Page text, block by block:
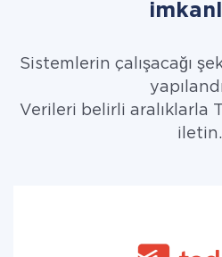
Sistemlerin çalışacağı
Verileri belirli aralıklarla
iletin.